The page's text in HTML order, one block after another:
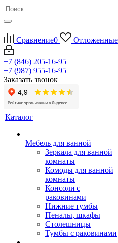
Сравнение0 Отложенные
+7 (846) 205-16-95
+7 (987) 955-16-95
Заказать звонок
Каталог
Мебель для ванной
Зеркала для ванной
комнаты
Комоды для ванной
комнаты
Консоли с
раковинами
Нижние тумбы
Пеналы, шкафы
Столешницы
Тумбы с раковинами